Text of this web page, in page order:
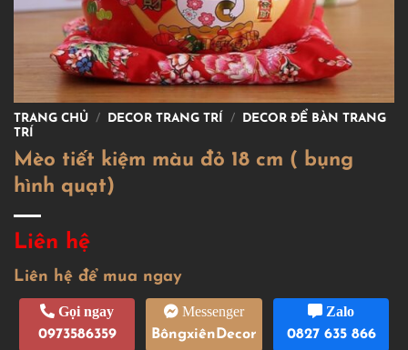
TRANG CHỦ / DECOR TRANG TRÍ /
DECOR ĐỂ BÀN TRANG
TRÍ
Mèo tiết kiệm màu đỏ 18 cm ( bụng
hình quạt)
Liên hệ
Liên hệ để mua ngay
Gọi ngay
0973586359
Messenger
BôngxiênDecor
Zalo
0827 635 866